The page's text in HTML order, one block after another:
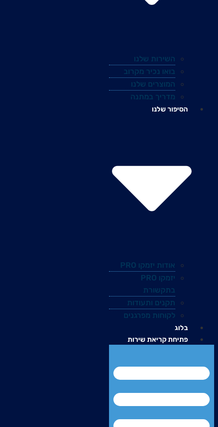
השירות שלנו
בואו נכיר מקרוב
המוצרים שלנו
מדריך במתנה
הסיפור שלנו
אודות יזמקו PRO
יזמקו PRO
בתקשורת
תקנים ותעודות
לקוחות מפרגנים
בלוג
פתיחת קריאת שירות